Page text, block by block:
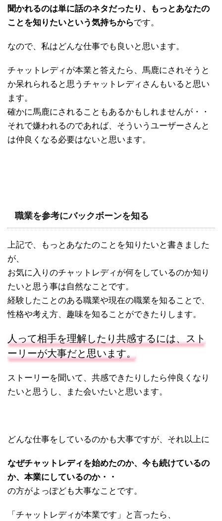
聞かれるのは単に話のネタだったり、もっとあなたの
ことを知りたいという気持ちからです。
なので、私はどんな仕事でも良いと思います。
チャットレディが本業と答えたら、馬鹿にされそうと
か呆れられると思うチャットレディさんもいると思い
ます。
確かに馬鹿にされることもあるかもしれませんが・・
それで嫌われるのであれば、そういうユーザーさんと
は仲良くなる必要はないと思います。
職業を参考にバックボーンを知る
上記で、もっとあなたのことを知りたいと書きました
が、
お気に入りのチャットレディが何をしているのか知り
たいと思う事は自然なことです。
経験したことのある職業や現在の職業を知ることで、
性格や考え方、趣味を知ることができたりします。
人って相手を理解したり共感するには、スト
ーリーが大事だと思います。
ストーリーを聞いて、共感できたりしたら仲良くなり
たいと思うし、また会いたいと思います。
どんな仕事をしているのかも大事ですが、それ以上に
なぜチャットレディを始めたのか、今も続けているの
か、本業にしているのか・・
の方がよっぽども大事なことです。
「チャットレディが本業です」と言ったら、